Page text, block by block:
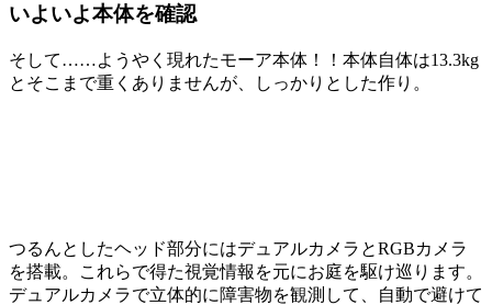
いよいよ本体を確認
そして……ようやく現れたモーア本体！！本体自体は13.3kg
とそこまで重くありませんが、しっかりとした作り。
つるんとしたヘッド部分にはデュアルカメラとRGBカメラ
を搭載。これらで得た視覚情報を元にお庭を駆け巡ります。
デュアルカメラで立体的に障害物を観測して、自動で避けて